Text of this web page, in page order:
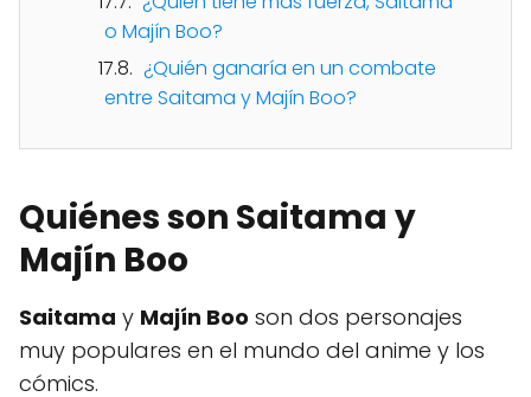
o Majín Boo?
¿Quién ganaría en un combate
entre Saitama y Majín Boo?
Quiénes son Saitama y
Majín Boo
Saitama y Majín Boo son dos personajes
muy populares en el mundo del anime y los
cómics.